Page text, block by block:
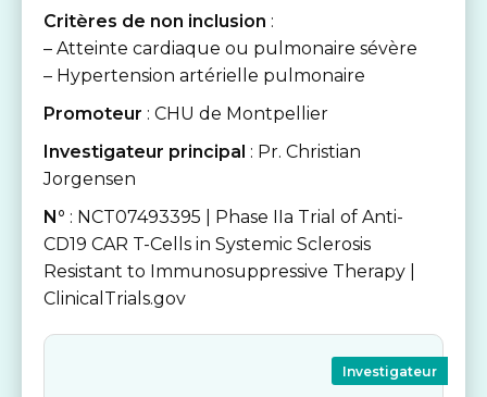
Critères de non inclusion :
– Atteinte cardiaque ou pulmonaire sévère
– Hypertension artérielle pulmonaire
Promoteur : CHU de Montpellier
Investigateur principal : Pr. Christian
Jorgensen
N° : NCT07493395 | Phase IIa Trial of Anti-
CD19 CAR T-Cells in Systemic Sclerosis
Resistant to Immunosuppressive Therapy |
ClinicalTrials.gov
Investigateur